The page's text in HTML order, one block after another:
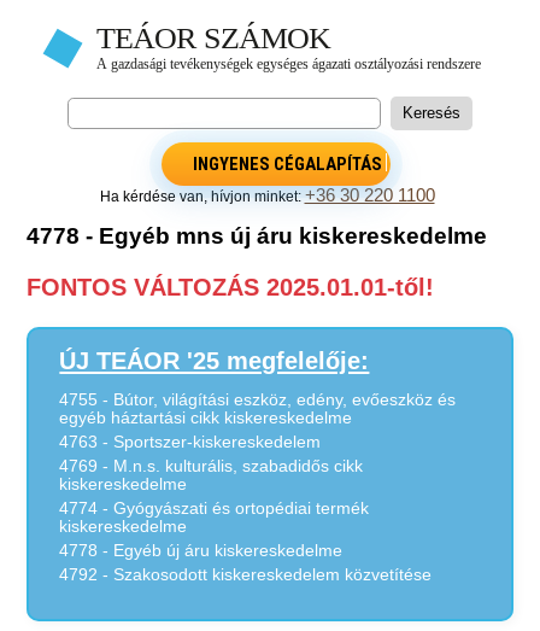
INGYENES CÉGALAPÍTÁS
Ha kérdése van, hívjon minket:+36 30 220 1100
4778 - Egyéb mns új áru kiskereskedelme
FONTOS VÁLTOZÁS 2025.01.01-től!
ÚJ TEÁOR '25 megfelelője:
4755 - Bútor, világítási eszköz, edény, evőeszköz és
egyéb háztartási cikk kiskereskedelme
4763 - Sportszer-kiskereskedelem
4769 - M.n.s. kulturális, szabadidős cikk
kiskereskedelme
4774 - Gyógyászati és ortopédiai termék
kiskereskedelme
4778 - Egyéb új áru kiskereskedelme
4792 - Szakosodott kiskereskedelem közvetítése